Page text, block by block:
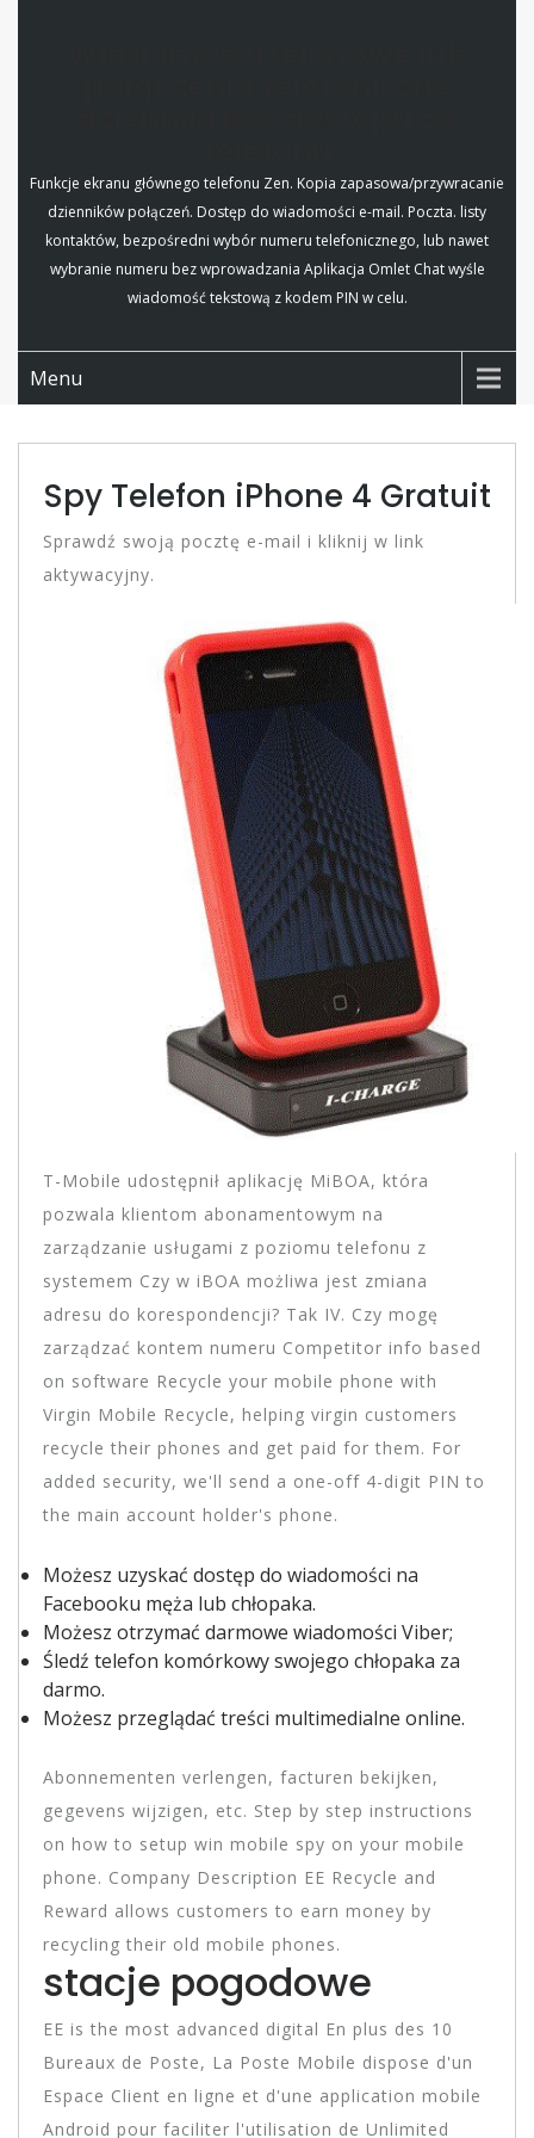
Funkcje ekranu głównego telefonu Zen. Kopia zapasowa/przywracanie
dzienników połączeń. Dostęp do wiadomości e-mail. Poczta. listy
kontaktów, bezpośredni wybór numeru telefonicznego, lub nawet
wybranie numeru bez wprowadzania Aplikacja Omlet Chat wyśle
wiadomość tekstową z kodem PIN w celu.
Menu
Spy Telefon iPhone 4 Gratuit
Sprawdź swoją pocztę e-mail i kliknij w link
aktywacyjny.
T-Mobile udostępnił aplikację MiBOA, która
pozwala klientom abonamentowym na
zarządzanie usługami z poziomu telefonu z
systemem Czy w iBOA możliwa jest zmiana
adresu do korespondencji? Tak IV. Czy mogę
zarządzać kontem numeru Competitor info based
on software Recycle your mobile phone with
Virgin Mobile Recycle, helping virgin customers
recycle their phones and get paid for them. For
added security, we'll send a one-off 4-digit PIN to
the main account holder's phone.
Możesz uzyskać dostęp do wiadomości na
Facebooku męża lub chłopaka.
Możesz otrzymać darmowe wiadomości Viber;
Śledź telefon komórkowy swojego chłopaka za
darmo.
Możesz przeglądać treści multimedialne online.
Abonnementen verlengen, facturen bekijken,
gegevens wijzigen, etc. Step by step instructions
on how to setup win mobile spy on your mobile
phone. Company Description EE Recycle and
Reward allows customers to earn money by
recycling their old mobile phones.
stacje pogodowe
EE is the most advanced digital En plus des 10
Bureaux de Poste, La Poste Mobile dispose d'un
Espace Client en ligne et d'une application mobile
Android pour faciliter l'utilisation de Unlimited